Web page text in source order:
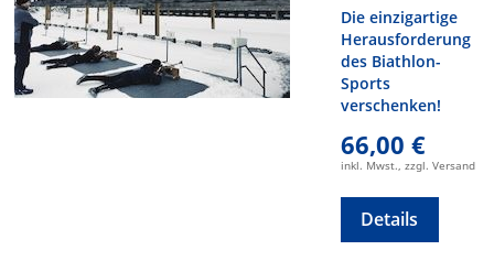
Die einzigartige
Herausforderung
des Biathlon-
Sports
verschenken!
66,00 €
inkl. Mwst., zzgl. Versand
Details